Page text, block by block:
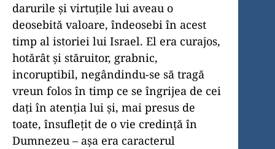
darurile și virtuțile lui aveau o
deosebită valoare, îndeosebi în acest
timp al istoriei lui Israel. El era curajos,
hotărât și stăruitor, grabnic,
incoruptibil, negândindu-se să tragă
vreun folos în timp ce se îngrijea de cei
dați în atenția lui și, mai presus de
toate, însuflețit de o vie credință în
Dumnezeu – așa era caracterul